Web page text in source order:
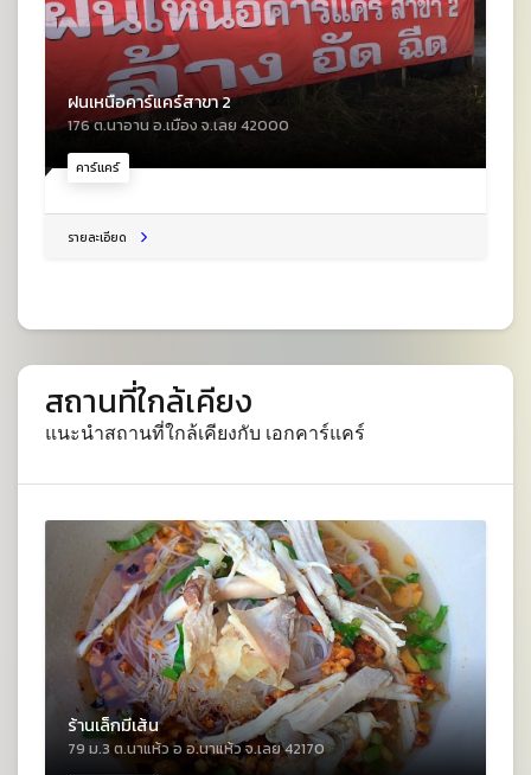
คาร์แคร์
ฝนเหนือคาร์แคร์สาขา 2
176 ต.นาอาน อ.เมือง จ.เลย 42000
รายละเอียด
สถานที่ใกล้เคียง
แนะนำสถานที่ใกล้เคียงกับ เอกคาร์แคร์
ร้านเล็กมีเส้น
79 ม.3 ต.นาแห้ว อ อ.นาแห้ว จ.เลย 42170